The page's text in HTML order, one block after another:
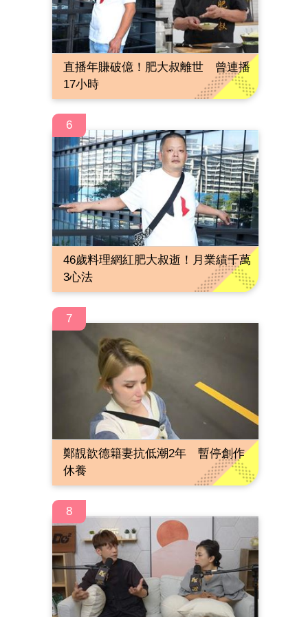
直播年賺破億！肥大叔離世 曾連播
17小時
6
46歲料理網紅肥大叔逝！月業績千萬
3心法
7
鄭靚歆德籍妻抗低潮2年 暫停創作
休養
8